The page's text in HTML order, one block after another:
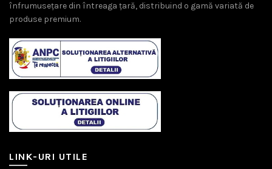
înfrumusețare din întreaga țară, distribuind o gamă variată de
produse premium.
LINK-URI UTILE